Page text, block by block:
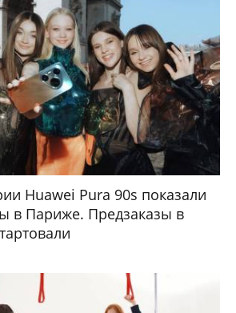
Huawei Pura 90s показали
в Париже. Предзаказы в